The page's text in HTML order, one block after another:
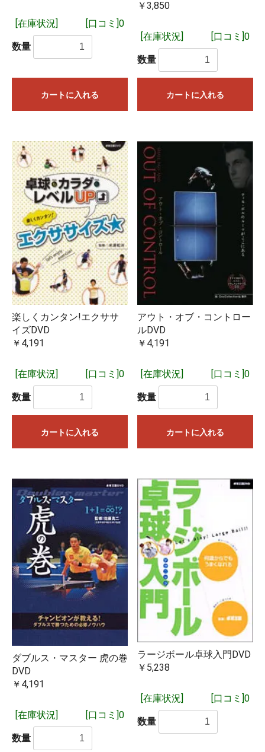
[在庫状況] [口コミ]0
数量
カートに入れる
￥3,850
[在庫状況] [口コミ]0
数量
カートに入れる
楽しくカンタン!エクササ
イズDVD
￥4,191
[在庫状況] [口コミ]0
数量
カートに入れる
アウト・オブ・コントロー
ルDVD
￥4,191
[在庫状況] [口コミ]0
数量
カートに入れる
ダブルス・マスター 虎の巻
DVD
￥4,191
[在庫状況] [口コミ]0
数量
ラージボール卓球入門DVD
￥5,238
[在庫状況] [口コミ]0
数量
「取り寄せ商品（予約注文）」となっているものは3～4営業
日ほどで入荷いたします。問屋に在庫がある場合は1営業日で
「在庫有り」となっているものは基本的に即日発送となりま
す。複数個ご購入の場合は在庫がない分が取り寄せとなり、